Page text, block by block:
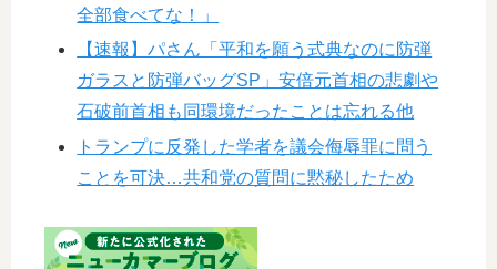
全部食べてな！」
【速報】パさん「平和を願う式典なのに防弾
ガラスと防弾バッグSP」安倍元首相の悲劇や
石破前首相も同環境だったことは忘れる他
トランプに反発した学者を議会侮辱罪に問う
ことを可決…共和党の質問に黙秘したため